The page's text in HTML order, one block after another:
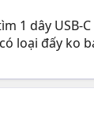
1 dây USB-
loại đấy ko